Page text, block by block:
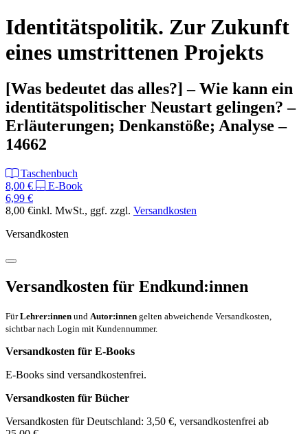
Identitätspolitik. Zur Zukunft
eines umstrittenen Projekts
[Was bedeutet das alles?] – Wie kann ein
identitätspolitischer Neustart gelingen? –
Erläuterungen; Denkanstöße; Analyse –
14662
Taschenbuch
8,00 €
E-Book
6,99 €
8,00 €inkl. MwSt., ggf. zzgl. Versandkosten
Versandkosten
Versandkosten für Endkund:innen
FürLehrer:innen und Autor:innen gelten abweichende Versandkosten,
sichtbar nach Login mit Kundennummer.
Versandkosten für E-Books
E-Books sind versandkostenfrei.
Versandkosten für Bücher
Versandkosten für Deutschland: 3,50 €, versandkostenfrei ab